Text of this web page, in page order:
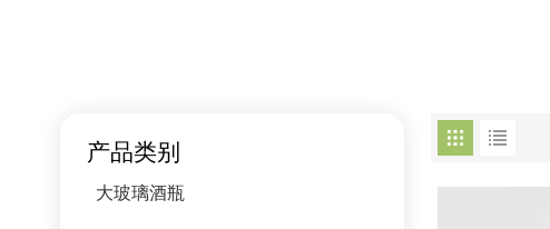
产品类别
大玻璃酒瓶